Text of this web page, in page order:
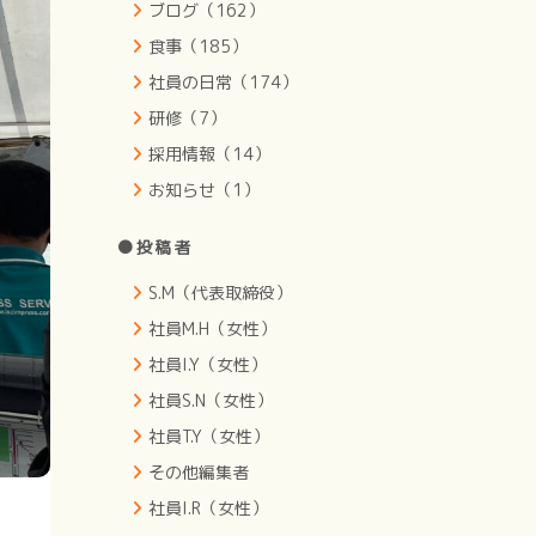
ブログ（162）
食事（185）
社員の日常（174）
研修（7）
採用情報（14）
お知らせ（1）
●投稿者
S.M（代表取締役）
社員M.H（女性）
社員I.Y（女性）
社員S.N（女性）
社員T.Y（女性）
その他編集者
社員I.R（女性）